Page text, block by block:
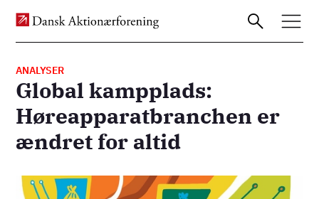
Gå
til
hovedindhold
ANALYSER
Global kampplads:
Høreapparatbranchen er
ændret for altid
Billede